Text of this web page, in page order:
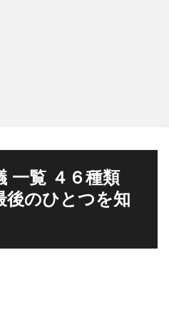
一覧 ４６種類
後のひとつを知